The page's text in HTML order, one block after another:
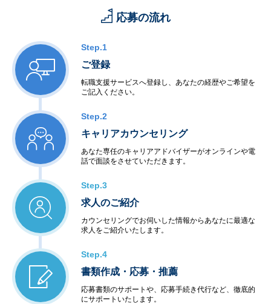
応募の流れ
Step.1
ご登録
転職支援サービスへ登録し、あなたの経歴やご希望を
ご記入ください。
Step.2
キャリアカウンセリング
あなた専任のキャリアアドバイザーがオンラインや電
話で面談をさせていただきます。
Step.3
求人のご紹介
カウンセリングでお伺いした情報からあなたに最適な
求人をご紹介いたします。
Step.4
書類作成・応募・推薦
応募書類のサポートや、応募手続き代行など、徹底的
にサポートいたします。